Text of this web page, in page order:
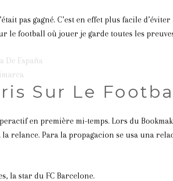
pas gagné. C’est en effet plus facile
le football où jouer je garde toutes les
De España
Sur Le
en première mi-temps. Lors du
relance. Para la propagacion se usa una
la star du FC Barcelone.